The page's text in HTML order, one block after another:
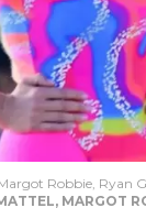
Robbie, Ryan
MARGOT